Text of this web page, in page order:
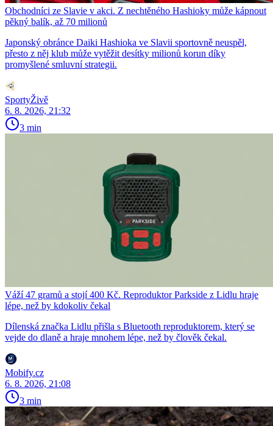
Obchodníci ze Slavie v akci. Z nechtěného Hashioky může kápnout
pěkný balík, až 70 milionů
Japonský obránce Daiki Hashioka ve Slavii sportovně neuspěl,
přesto z něj klub může vytěžit desítky milionů korun díky
promyšlené smluvní strategii.
SportyŽivě
6. 8. 2026, 21:32
3 min
Váží 47 gramů a stojí 400 Kč. Reproduktor Parkside z Lidlu hraje
lépe, než by kdokoliv čekal
Dílenská značka Lidlu přišla s Bluetooth reproduktorem, který se
vejde do dlaně a hraje mnohem lépe, než by člověk čekal.
Mobify.cz
6. 8. 2026, 21:08
3 min